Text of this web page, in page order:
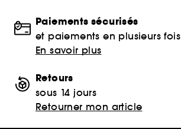
Paiements sécurisés
et paiements en plusieurs fois
En savoir plus
Retours
sous 14 jours
Retourner mon article